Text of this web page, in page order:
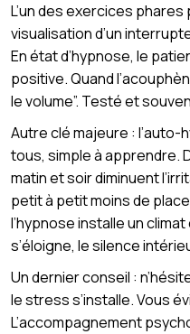
L’un des exercices
visualisation d’un
En état d’hypnose, le
positive. Quand
le volume”. Testé et
Autre clé majeure :
tous, simple à
matin et soir diminuent
petit à petit moins de
l’hypnose installe un
s’éloigne, le silence
Un dernier conseil :
le stress s’installe. Vous
L’accompagnement